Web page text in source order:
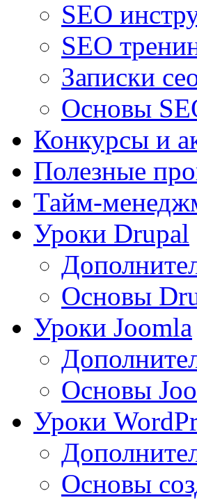
SEO
SEO
Записки
Основы
Конкурсы и
Полезные
Тайм-
Уроки Drupal
Основы
Уроки Joomla
Основы
Уроки
Основы